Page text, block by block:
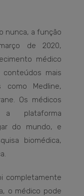
nunca, a função
de 2020,
médico
mais
Medline,
Os médicos
plataforma
do mundo, e
biomédica,
completamente
o médico pode